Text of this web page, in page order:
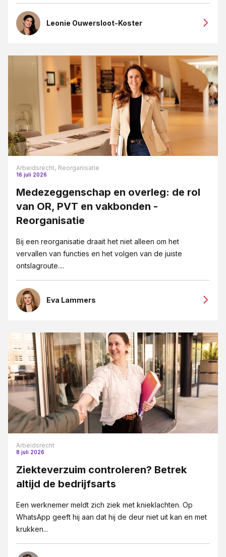
Leonie Ouwersloot-Koster
Arbeidsrecht, Reorganisatie
16 juli 2026
Medezeggenschap en overleg: de rol
van OR, PVT en vakbonden -
Reorganisatie
Bij een reorganisatie draait het niet alleen om het
vervallen van functies en het volgen van de juiste
ontslagroute....
Eva Lammers
Arbeidsrecht
8 juli 2026
Ziekteverzuim controleren? Betrek
altijd de bedrijfsarts
Een werknemer meldt zich ziek met knieklachten. Op
WhatsApp geeft hij aan dat hij de deur niet uit kan en met
krukken...